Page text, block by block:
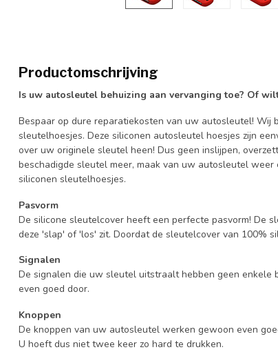
Productomschrijving
Is uw autosleutel behuizing aan vervanging toe? Of
Bespaar op dure reparatiekosten van uw autosleutel! Wij
sleutelhoesjes. Deze siliconen autosleutel hoesjes zijn
over uw originele sleutel heen! Dus geen inslijpen,
beschadigde sleutel meer, maak van uw autosleutel
siliconen sleutelhoesjes.
Pasvorm
De silicone sleutelcover heeft een perfecte pasvorm! De
deze 'slap' of 'los' zit. Doordat de sleutelcover van 100%
Signalen
De signalen die uw sleutel uitstraalt hebben geen enkele
even goed door.
Knoppen
De knoppen van uw autosleutel werken gewoon even
U hoeft dus niet twee keer zo hard te drukken.